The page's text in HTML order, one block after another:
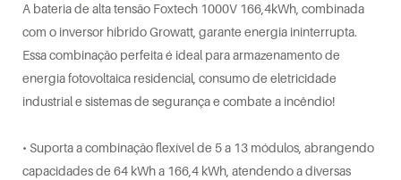
A bateria de alta tensão Foxtech 1000V 166,4kWh, combinada
com o inversor híbrido Growatt, garante energia ininterrupta.
Essa combinação perfeita é ideal para armazenamento de
energia fotovoltaica residencial, consumo de eletricidade
industrial e sistemas de segurança e combate a incêndio!
• Suporta a combinação flexível de 5 a 13 módulos, abrangendo
capacidades de 64 kWh a 166,4 kWh, atendendo a diversas